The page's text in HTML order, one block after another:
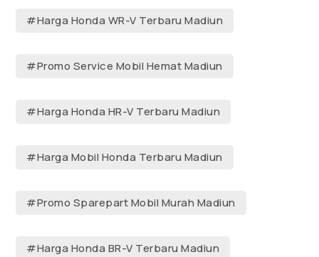
#Harga Honda WR-V Terbaru Madiun
#Promo Service Mobil Hemat Madiun
#Harga Honda HR-V Terbaru Madiun
#Harga Mobil Honda Terbaru Madiun
#Promo Sparepart Mobil Murah Madiun
#Harga Honda BR-V Terbaru Madiun